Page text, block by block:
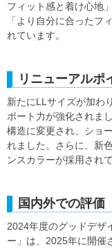
フィット感と着け心地
「より自分に合ったフ
れています。
リニューアルポ
新たにLLサイズが加わ
ポート力が強化されま
構造に変更され、ショ
れました。さらに、新
ンスカラーが採用され
国内外での評価
2024年度のグッドデザ
ー」は、2025年に開催